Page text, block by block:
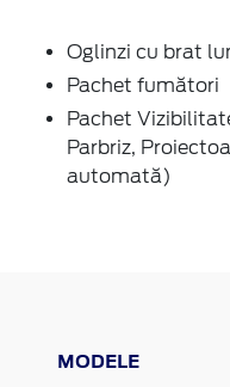
Oglinzi cu brat
Pachet fumători
Pachet
Parbriz,
automată)
MODELE